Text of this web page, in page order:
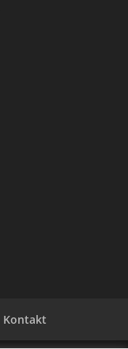
Kontakt